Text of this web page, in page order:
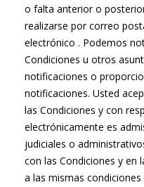
o falta anterior o
realizarse por correo
electrónico . Podemos
Condiciones u otros
notificaciones o
notificaciones. Usted
las Condiciones y con
electrónicamente es
judiciales o
con las Condiciones y en
a las mismas